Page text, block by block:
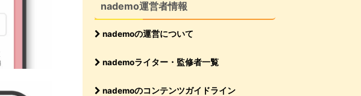
nademo運営者情報
nademoの運営について
nademoライター・監修者一覧
nademoのコンテンツガイドライン